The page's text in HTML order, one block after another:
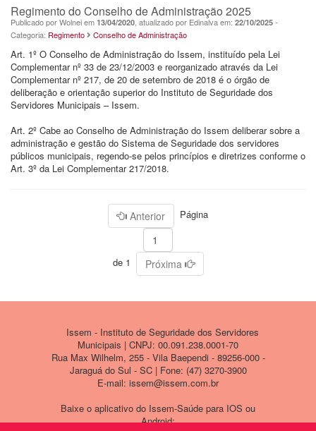
Regimento do Conselho de Administração 2025
Publicado por Wolnei em 13/04/2020 , atualizado por Edinalva em: 22/10/2025 -
Categoria: Regimento Conselho de Administração
Art. 1º O Conselho de Administração do Issem, instituído pela Lei
Complementar nº 33 de 23/12/2003 e reorganizado através da Lei
Complementar nº 217, de 20 de setembro de 2018 é o órgão de
deliberação e orientação superior do Instituto de Seguridade dos
Servidores Municipais – Issem.
Art. 2º Cabe ao Conselho de Administração do Issem deliberar sobre a
administração e gestão do Sistema de Seguridade dos servidores
públicos municipais, regendo-se pelos princípios e diretrizes conforme o
Art. 3º da Lei Complementar 217/2018.
Anterior Página
de 1 Próxima
Issem - Instituto de Seguridade dos Servidores
Municipais | CNPJ: 00.091.238.0001-70
Rua Max Wilhelm, 255 - Vila Baependi - 89256-000 -
Jaraguá do Sul - SC | Fone: (47) 3270-3900
E-mail: issem@issem.com.br
Baixe o aplicativo do Issem-Saúde para IOS ou
Android: